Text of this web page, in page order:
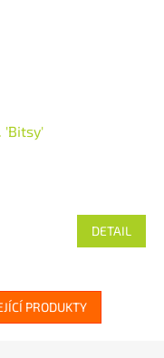
'Bitsy'
DETAIL
PRODUKTY